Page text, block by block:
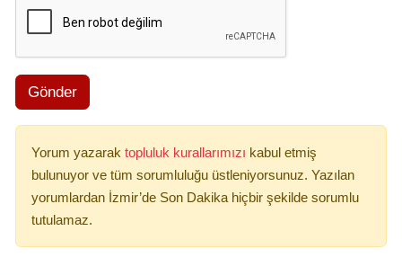
Gönder
Yorum yazarak topluluk kurallarımızı kabul etmiş
bulunuyor ve tüm sorumluluğu üstleniyorsunuz. Yazılan
yorumlardan İzmir’de Son Dakika hiçbir şekilde sorumlu
tutulamaz.